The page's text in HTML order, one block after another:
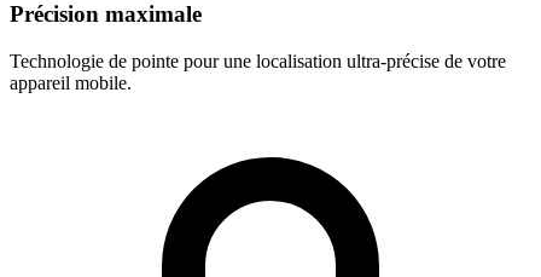
Précision maximale
Technologie de pointe pour une localisation ultra-précise de votre
appareil mobile.